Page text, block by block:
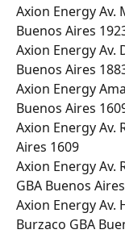
Axion Energy Av.
Buenos Aires
Axion Energy Av.
Buenos Aires
Axion Energy
Buenos Aires
Axion Energy Av.
Aires 1609
Axion Energy Av.
GBA Buenos
Axion Energy
Burzaco GBA